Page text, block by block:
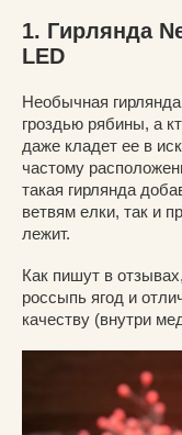
1. Гирлянда
LED
Необычная
гроздью рябины, а
даже кладет ее в
частому
такая гирлянда
ветвям елки, так и
лежит.
Как пишут в
россыпь ягод и
качеству (внутри